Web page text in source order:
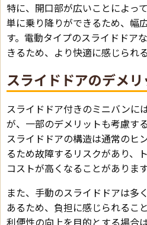
特に、開口部が広いことによっ
単に乗り降りができるため、幅
す。電動タイプのスライドドア
きるため、より快適に感じられ
スライドドアのデメリ
スライドドア付きのミニバンに
が、一部のデメリットも考慮す
スライドドアの構造は通常のヒ
るため故障するリスクがあり、
コストが高くなることがあります
また、手動のスライドドアは多
あるため、負担に感じられるこ